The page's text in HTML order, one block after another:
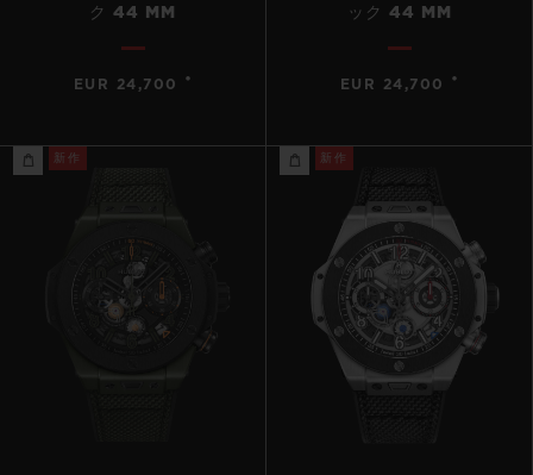
ク 44 MM
EUR 24,700 •
ック 44 MM
EUR 24,700 •
新作 新作